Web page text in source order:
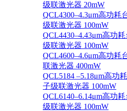
级联激光器 20mW
QCL4300–4.3μm高功耗
级联激光器 100mW
QCL4430–4.43μm高功
级联激光器 100mW
QCL4600–4.6μm高功耗
联激光器 400mW
QCL5184 –5.18μm高功
子级联激光器 100mW
QCL6140–6.14μm高功
级联激光器 100mW